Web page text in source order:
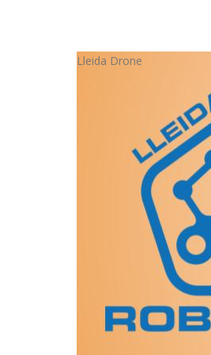
Lleida Drone